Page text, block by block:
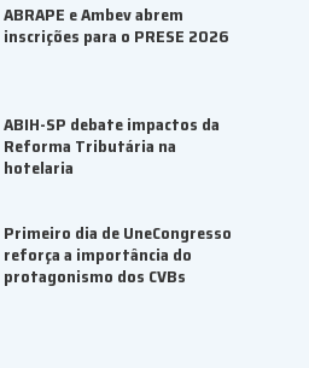
ABRAPE e Ambev abrem
inscrições para o PRESE 2026
ABIH-SP debate impactos da
Reforma Tributária na
hotelaria
Primeiro dia de UneCongresso
reforça a importância do
protagonismo dos CVBs